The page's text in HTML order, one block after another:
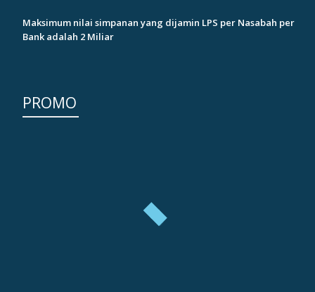
Maksimum nilai simpanan yang dijamin LPS per Nasabah per
Bank adalah 2 Miliar
PROMO